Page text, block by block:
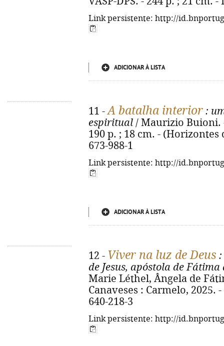
Link persistente: http://
ADICIONAR À LISTA
11 -A batalha interior :
espiritual / Maurizio Buioni.
190 p. ; 18 cm. - (Horizontes
673-988-1
Link persistente: http://
ADICIONAR À LISTA
12 - Viver na luz de Deus :
de Jesus, apóstola de
Marie Léthel, Ângela de
Canaveses : Carmelo, 2025.
640-218-3
Link persistente: http://